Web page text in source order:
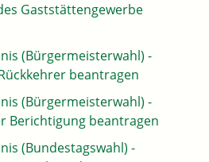
Gaststättengewerbe
(Bürgermeisterwahl) -
beantragen
(Bürgermeisterwahl) -
Berichtigung beantragen
(Bundestagswahl) -